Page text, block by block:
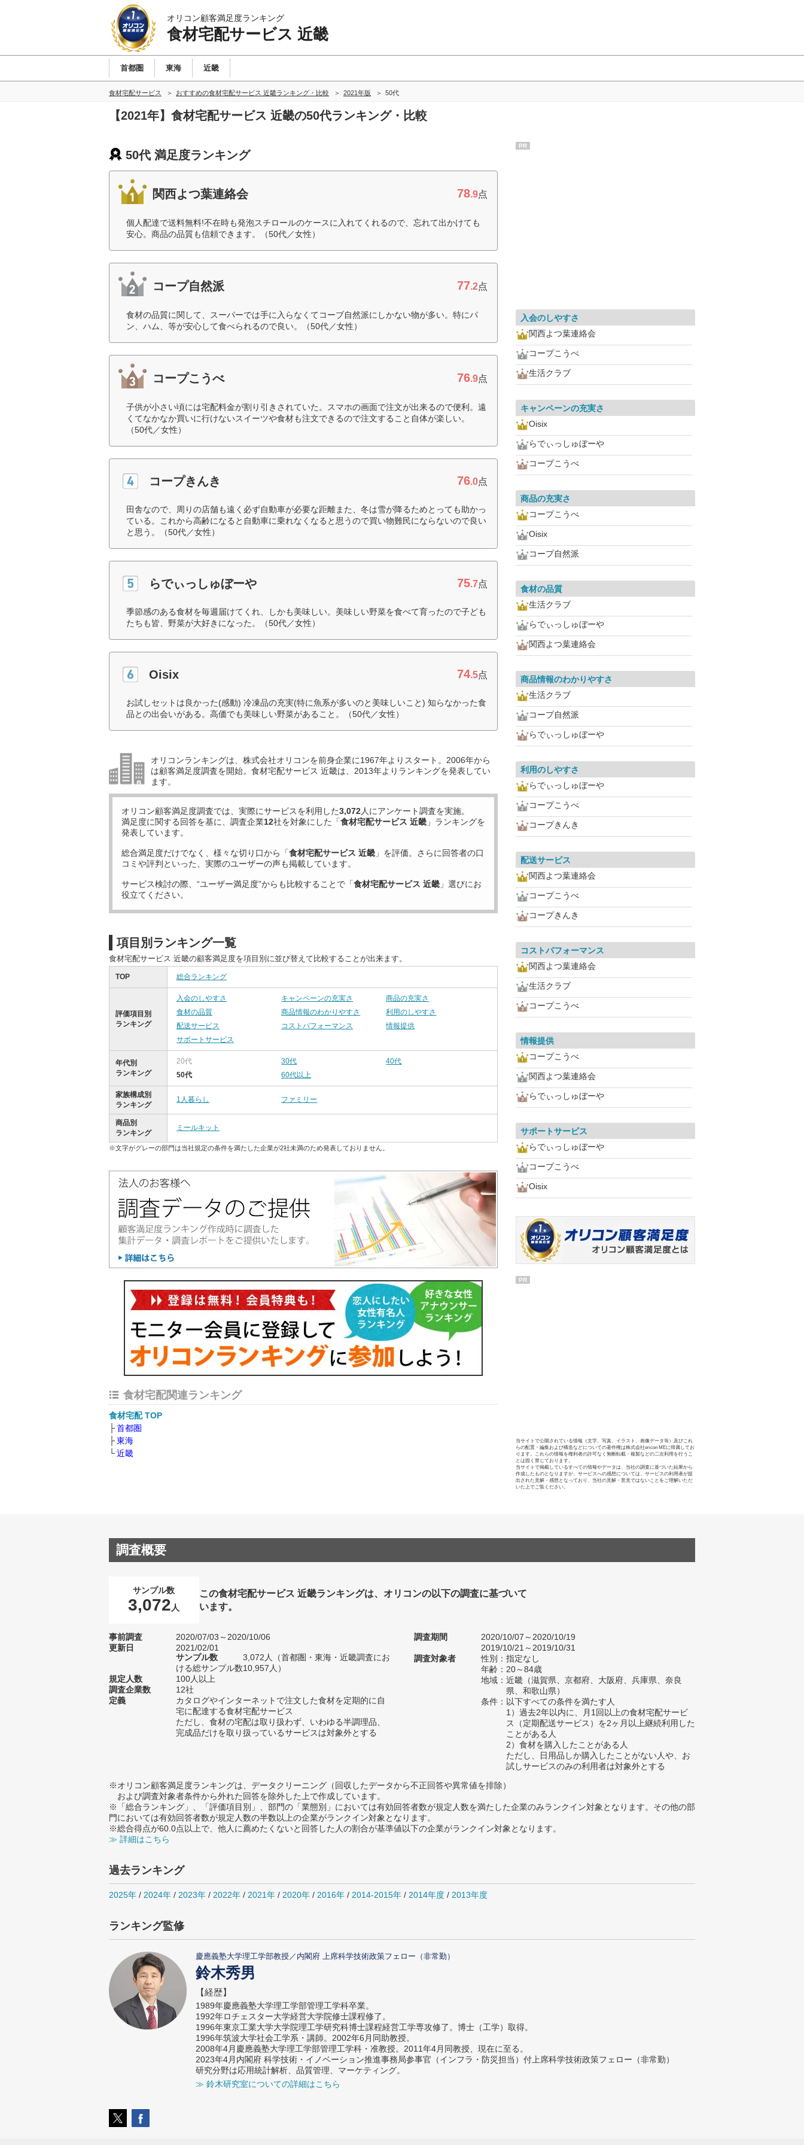
オリコン顧客満足度ランキング
食材宅配サービス 近畿
首都圏 東海 近畿
食材宅配サービス おすすめの食材宅配サービス 近畿ランキング・比較 2021年版 50代
【2021年】食材宅配サービス 近畿の50代ランキング・比較
50代 満足度ランキング
関西よつ葉連絡会 78.9点
個人配達で送料無料!不在時も発泡スチロールのケースに入れてくれるので、忘れて出かけても
安心。商品の品質も信頼できます。（50代／女性）
コープ自然派 77.2点
食材の品質に関して、スーパーでは手に入らなくてコーブ自然派にしかない物が多い。特にパ
ン、ハム、等が安心して食べられるので良い。（50代／女性）
コープこうべ 76.9点
子供が小さい頃には宅配料金が割り引きされていた。スマホの画面で注文が出来るので便利。遠
くてなかなか買いに行けないスイーツや食材も注文できるので注文すること自体が楽しい。
（50代／女性）
コープきんき 76.0点
田舎なので、周りの店舗も遠く必ず自動車が必要な距離また、冬は雪が降るためとっても助かっ
ている。これから高齢になると自動車に乗れなくなると思うので買い物難民にならないので良い
と思う。（50代／女性）
らでぃっしゅぼーや 75.7点
季節感のある食材を毎週届けてくれ、しかも美味しい。美味しい野菜を食べて育ったので子ども
たちも皆、野菜が大好きになった。（50代／女性）
Oisix 74.5点
お試しセットは良かった(感動) 冷凍品の充実(特に魚系が多いのと美味しいこと) 知らなかった食
品との出会いがある。高価でも美味しい野菜があること。（50代／女性）
オリコンランキングは、株式会社オリコンを前身企業に1967年よりスタート。2006年から
は顧客満足度調査を開始。食材宅配サービス 近畿は、2013年よりランキングを発表してい
ます。
オリコン顧客満足度調査では、実際にサービスを利用した3,072人にアンケート調査を実施。
満足度に関する回答を基に、調査企業12社を対象にした「食材宅配サービス 近畿 」ランキングを
発表しています。
総合満足度だけでなく、様々な切り口から「食材宅配サービス 近畿 」を評価。さらに回答者の口
コミや評判といった、実際のユーザーの声も掲載しています。
サービス検討の際、“ユーザー満足度”からも比較することで「食材宅配サービス 近畿 」選びにお
役立てください。
項目別ランキング一覧
食材宅配サービス 近畿の顧客満足度を項目別に並び替えて比較することが出来ます。
TOP 総合ランキング
評価項目別
ランキング
入会のしやすさ キャンペーンの充実さ
商品の充実さ
食材の品質
商品情報のわかりやすさ
利用のしやすさ
配送サービス
コストパフォーマンス
情報提供
サポートサービス
年代別
ランキング
20代 30代
40代
50代
60代以上
家族構成別
ランキング
1人暮らし ファミリー
商品別
ランキング
ミールキット
※文字がグレーの部門は当社規定の条件を満たした企業が2社未満のため発表しておりません。
食材宅配関連ランキング
食材宅配 TOP
首都圏
東海
近畿
PR
入会のしやすさ
関西よつ葉連絡会
コープこうべ
生活クラブ
キャンペーンの充実さ
Oisix
らでぃっしゅぼーや
コープこうべ
商品の充実さ
コープこうべ
Oisix
コープ自然派
食材の品質
生活クラブ
らでぃっしゅぼーや
関西よつ葉連絡会
商品情報のわかりやすさ
生活クラブ
コープ自然派
らでぃっしゅぼーや
利用のしやすさ
らでぃっしゅぼーや
コープこうべ
コープきんき
配送サービス
関西よつ葉連絡会
コープこうべ
コープきんき
コストパフォーマンス
関西よつ葉連絡会
生活クラブ
コープこうべ
情報提供
コープこうべ
関西よつ葉連絡会
らでぃっしゅぼーや
サポートサービス
らでぃっしゅぼーや
コープこうべ
Oisix
PR
当サイトで公開されている情報（文字、写真、イラスト、画像データ等）及びこれ
らの配置・編集および構造などについての著作権は株式会社oricon MEに帰属してお
ります。これらの情報を権利者の許可なく無断転載・複製などの二次利用を行うこ
とは固く禁じております。
当サイトで掲載しているすべての情報やデータは、当社の調査に基づいた結果から
作成したものとなりますが、サービスへの感想については、サービスの利用者が提
出された見解・感想となっており、当社の見解・意見ではないことをご理解いただ
いた上でご覧ください。
調査概要
サンプル数
3,072 人
この食材宅配サービス 近畿ランキングは、オリコンの以下の調査に基づいて
います。
事前調査
2020/07/03～2020/10/06
更新日
2021/02/01
サンプル数
3,072人（首都圏・東海・近畿調査にお
ける総サンプル数10,957人）
規定人数
100人以上
調査企業数
12社
定義
カタログやインターネットで注文した食材を定期的に自
宅に配達する食材宅配サービス
ただし、食材の宅配は取り扱わず、いわゆる半調理品、
完成品だけを取り扱っているサービスは対象外とする
調査期間
2020/10/07～2020/10/19
2019/10/21～2019/10/31
調査対象者
性別：指定なし
年齢：20～84歳
地域：近畿（滋賀県、京都府、大阪府、兵庫県、奈良
県、和歌山県）
条件：以下すべての条件を満たす人
1）過去2年以内に、月1回以上の食材宅配サービ
ス（定期配送サービス）を2ヶ月以上継続利用した
ことがある人
2）食材を購入したことがある人
ただし、日用品しか購入したことがない人や、お
試しサービスのみの利用者は対象外とする
※オリコン顧客満足度ランキングは、データクリーニング（回収したデータから不正回答や異常値を排除）
および調査対象者条件から外れた回答を除外した上で作成しています。
※「総合ランキング」、「評価項目別」、部門の「業態別」においては有効回答者数が規定人数を満たした企業のみランクイン対象となります。その他の部
門においては有効回答者数が規定人数の半数以上の企業がランクイン対象となります。
※総合得点が60.0点以上で、他人に薦めたくないと回答した人の割合が基準値以下の企業がランクイン対象となります。
≫ 詳細はこちら
過去ランキング
2025年 / 2024年 / 2023年 / 2022年 / 2021年 / 2020年 / 2016年 / 2014-2015年 / 2014年度 / 2013年度
ランキング監修
慶應義塾大学理工学部教授／内閣府 上席科学技術政策フェロー（非常勤）
鈴木秀男
【経歴】
1989年慶應義塾大学理工学部管理工学科卒業。
1992年ロチェスター大学経営大学院修士課程修了。
1996年東京工業大学大学院理工学研究科博士課程経営工学専攻修了。博士（工学）取得。
1996年筑波大学社会工学系・講師。2002年6月同助教授。
2008年4月慶應義塾大学理工学部管理工学科・准教授。2011年4月同教授、現在に至る。
2023年4月内閣府 科学技術・イノベーション推進事務局参事官（インフラ・防災担当）付上席科学技術政策フェロー（非常勤）
研究分野は応用統計解析、品質管理、マーケティング。
≫ 鈴木研究室についての詳細はこちら